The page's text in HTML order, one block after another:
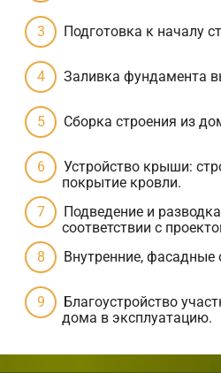
Подготовка к началу
Заливка фундамента
Сборка строения из
Устройство крыши:
покрытие кровли.
Подведение и
соответствии с
Внутренние,
Благоустройство
дома в эксплуатацию.